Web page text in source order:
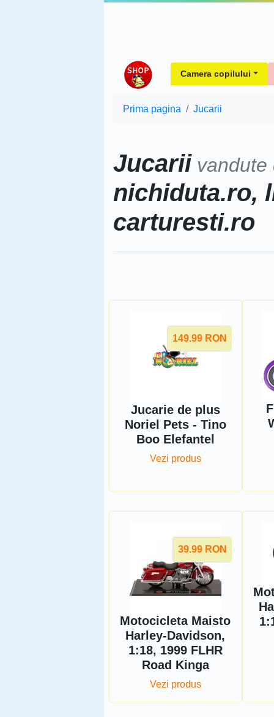
Camera copilului
Prima pagina Jucarii
Jucarii
nichiduta.ro,
carturesti.ro
149.99 RON
Jucarie de plus
Noriel Pets - Tino
Boo Elefantel
Vezi produs
39.99 RON
Motocicleta Maisto
Harley-Davidson,
1:18, 1999 FLHR
Road Kinga
Vezi produs